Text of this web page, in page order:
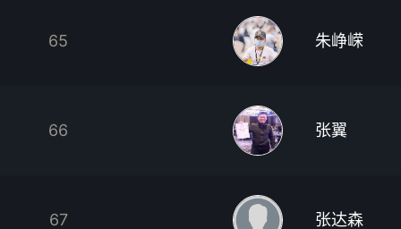
65 朱峥嵘
66 张翼
67 张达森